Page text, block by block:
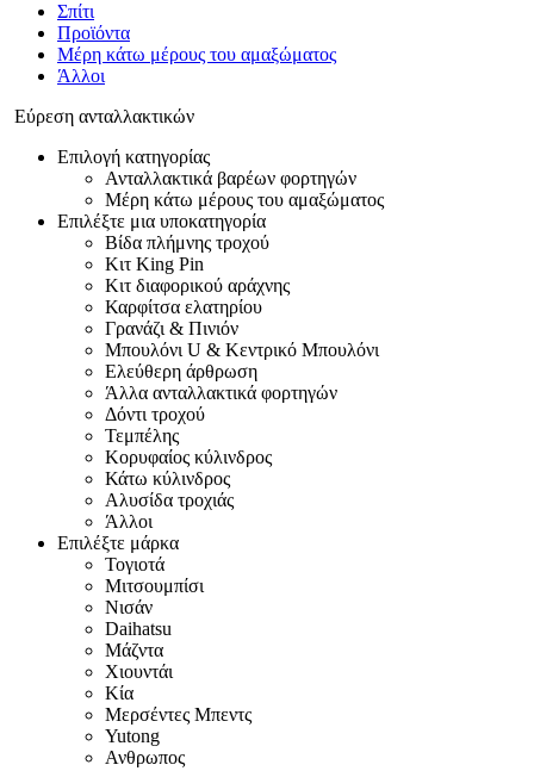
Σπίτι
Προϊόντα
Μέρη κάτω μέρους του αμαξώματος
Άλλοι
Εύρεση ανταλλακτικών
Επιλογή κατηγορίας
Ανταλλακτικά βαρέων φορτηγών
Μέρη κάτω μέρους του αμαξώματος
Επιλέξτε μια υποκατηγορία
Βίδα πλήμνης τροχού
Κιτ King Pin
Κιτ διαφορικού αράχνης
Καρφίτσα ελατηρίου
Γρανάζι & Πινιόν
Μπουλόνι U & Κεντρικό Μπουλόνι
Ελεύθερη άρθρωση
Άλλα ανταλλακτικά φορτηγών
Δόντι τροχού
Τεμπέλης
Κορυφαίος κύλινδρος
Κάτω κύλινδρος
Αλυσίδα τροχιάς
Άλλοι
Επιλέξτε μάρκα
Τογιοτά
Μιτσουμπίσι
Νισάν
Daihatsu
Μάζντα
Χιουντάι
Κία
Μερσέντες Μπεντς
Yutong
Ανθρωπος